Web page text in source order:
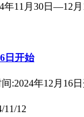
11月30日—12
日开始
年12月16
11/12